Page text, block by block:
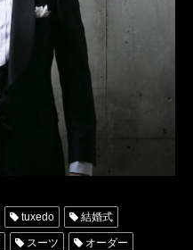
tuxedo 結婚式
スーツ オーダー